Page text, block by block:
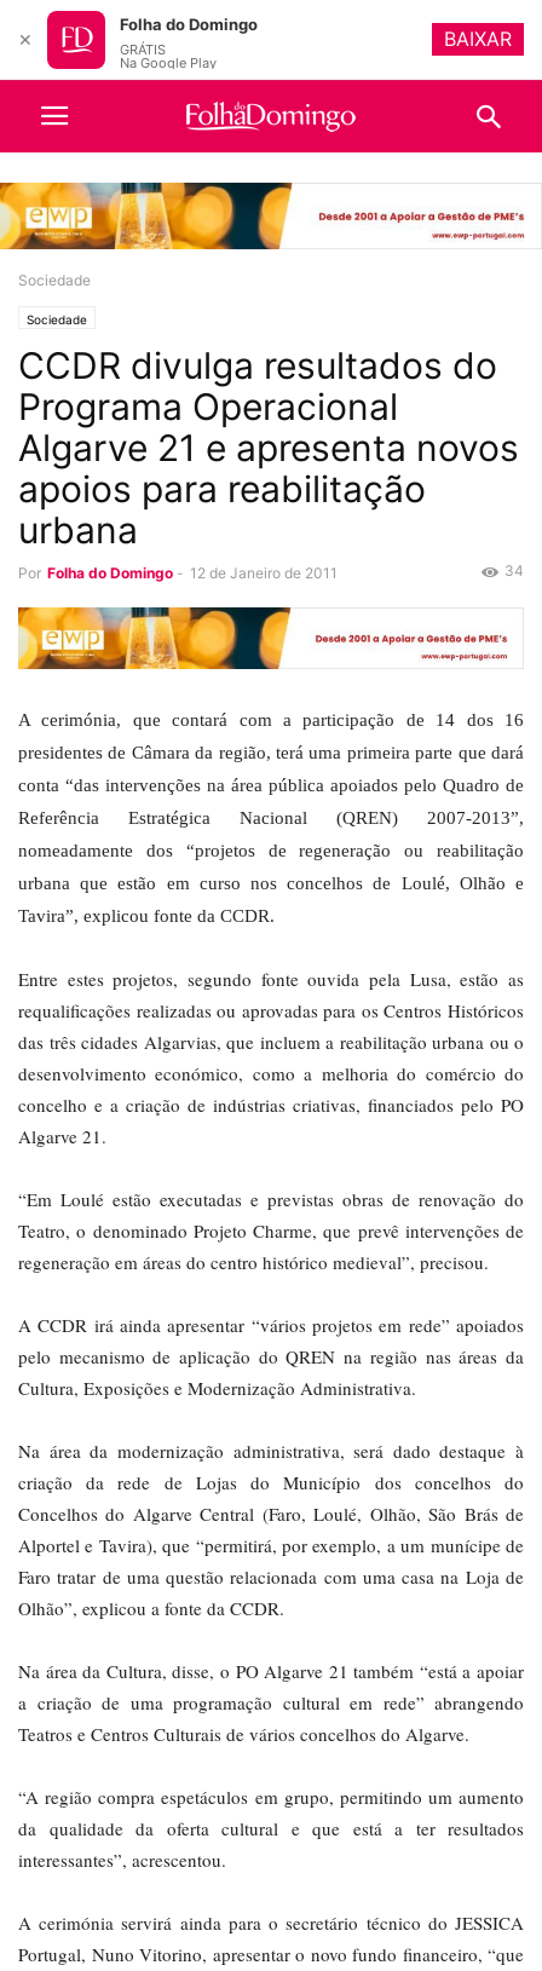
Sociedade
Sociedade
CCDR divulga resultados do
Programa Operacional
Algarve 21 e apresenta novos
apoios para reabilitação
urbana
Por Folha do Domingo - 12 de Janeiro de 2011 34
A cerimónia, que contará com a participação de 14 dos 16
presidentes de Câmara da região, terá uma primeira parte que dará
conta “das intervenções na área pública apoiados pelo Quadro de
Referência Estratégica Nacional (QREN) 2007-2013”,
nomeadamente dos “projetos de regeneração ou reabilitação
urbana que estão em curso nos concelhos de Loulé, Olhão e
Tavira”, explicou fonte da CCDR.
Entre estes projetos, segundo fonte ouvida pela Lusa, estão as
requalificações realizadas ou aprovadas para os Centros Históricos
das três cidades Algarvias, que incluem a reabilitação urbana ou o
desenvolvimento económico, como a melhoria do comércio do
concelho e a criação de indústrias criativas, financiados pelo PO
Algarve 21.
“Em Loulé estão executadas e previstas obras de renovação do
Teatro, o denominado Projeto Charme, que prevê intervenções de
regeneração em áreas do centro histórico medieval”, precisou.
A CCDR irá ainda apresentar “vários projetos em rede” apoiados
pelo mecanismo de aplicação do QREN na região nas áreas da
Cultura, Exposições e Modernização Administrativa.
Na área da modernização administrativa, será dado destaque à
criação da rede de Lojas do Município dos concelhos do
Concelhos do Algarve Central (Faro, Loulé, Olhão, São Brás de
Alportel e Tavira), que “permitirá, por exemplo, a um munícipe de
Faro tratar de uma questão relacionada com uma casa na Loja de
Olhão”, explicou a fonte da CCDR.
Na área da Cultura, disse, o PO Algarve 21 também “está a apoiar
a criação de uma programação cultural em rede” abrangendo
Teatros e Centros Culturais de vários concelhos do Algarve.
“A região compra espetáculos em grupo, permitindo um aumento
da qualidade da oferta cultural e que está a ter resultados
interessantes”, acrescentou.
A cerimónia servirá ainda para o secretário técnico do JESSICA
Portugal, Nuno Vitorino, apresentar o novo fundo financeiro, “que
✕
Folha do Domingo
GRÁTIS
Na Google Play
BAIXAR